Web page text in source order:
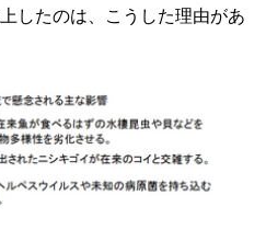
したのは、こうした理由があ